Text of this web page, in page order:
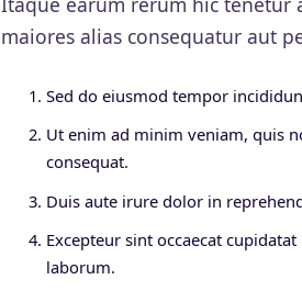
maiores alias consequatur aut
Sed do eiusmod tempor
Ut enim ad minim veniam, quis
consequat.
Duis aute irure dolor in
Excepteur sint occaecat
laborum.